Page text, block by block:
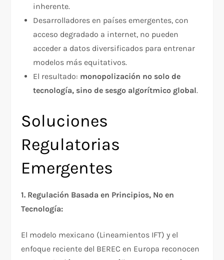
inherente.
Desarrolladores en países emergentes, con
acceso degradado a internet, no pueden
acceder a datos diversificados para entrenar
modelos más equitativos.
El resultado: monopolización no solo de
tecnología, sino de sesgo algorítmico global.​
Soluciones
Regulatorias
Emergentes
1. Regulación Basada en Principios, No en
Tecnología:
El modelo mexicano (Lineamientos IFT) y el
enfoque reciente del BEREC en Europa reconocen